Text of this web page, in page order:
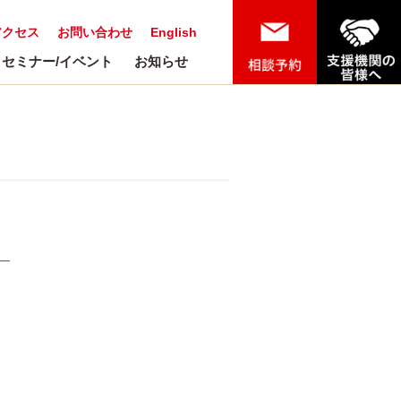
English
お問い合わせ
セス
セミナー/イベント お知らせ